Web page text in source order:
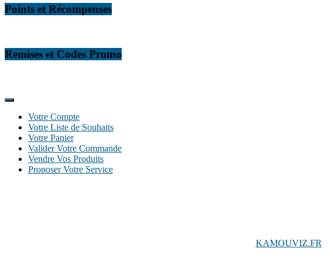
Points et Récompenses
Remises et Codes Promo
Votre Compte
Votre Liste de Souhaits
Votre Panier
Valider Votre Commande
Vendre Vos Produits
Proposer Votre Service
KAMOUVIZ.FR